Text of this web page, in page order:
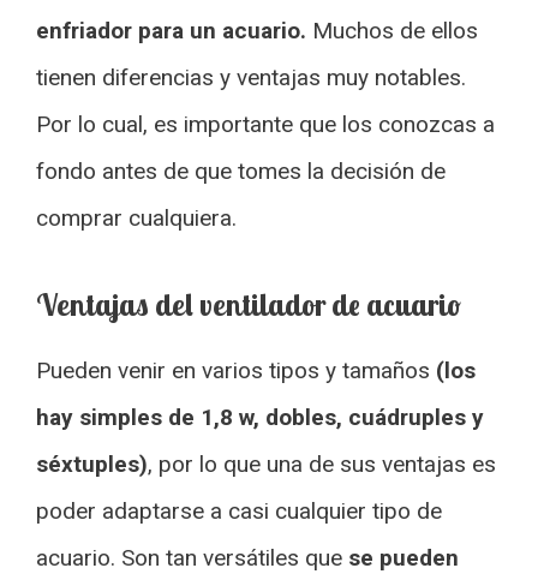
enfriador para un acuario. Muchos de ellos
tienen diferencias y ventajas muy notables.
Por lo cual, es importante que los conozcas a
fondo antes de que tomes la decisión de
comprar cualquiera.
Ventajas del ventilador de acuario
Pueden venir en varios tipos y tamaños (los
hay simples de 1,8 w, dobles, cuádruples y
séxtuples), por lo que una de sus ventajas es
poder adaptarse a casi cualquier tipo de
acuario. Son tan versátiles que se pueden